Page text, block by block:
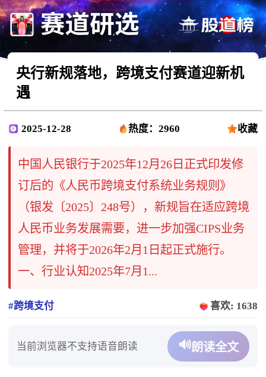
央行新规落地，跨境支付赛道迎新机
遇
2025-12-28 热度：2960 收藏
中国人民银行于2025年12月26日正式印发修
订后的《人民币跨境支付系统业务规则》
（银发〔2025〕248号），新规旨在适应跨境
人民币业务发展需要，进一步加强CIPS业务
管理，并将于2026年2月1日起正式施行。
一、行业认知2025年7月1...
#跨境支付 喜欢: 1638
当前浏览器不支持语音朗读 🔊朗读全文